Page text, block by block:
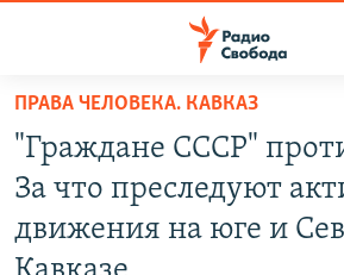
упрощенного
доступа
Вернуться
основному
содержанию
ПРОГРАММЫ
ПОДКАСТЫ
АВТОРСКИЕ ПРОЕКТЫ
ЦИТАТЫ СВОБОДЫ
ПРАВА ЧЕЛОВЕКА. КАВКАЗ
"Граждане СССР"
За что преследуют
движения на юге и